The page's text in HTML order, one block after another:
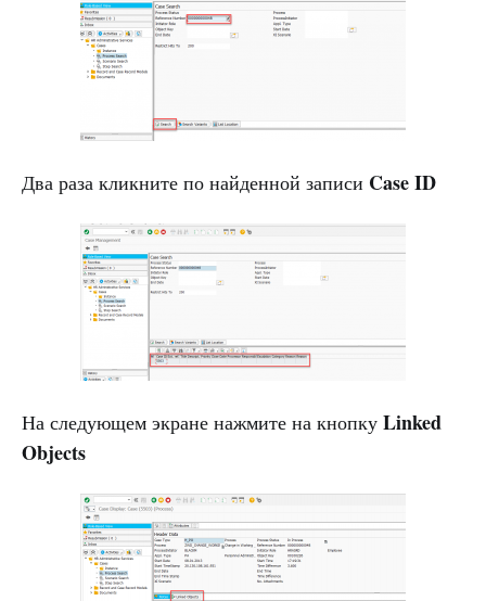
Два раза кликните по найденной записи Case ID
На следующем экране нажмите на кнопку Linked
Objects